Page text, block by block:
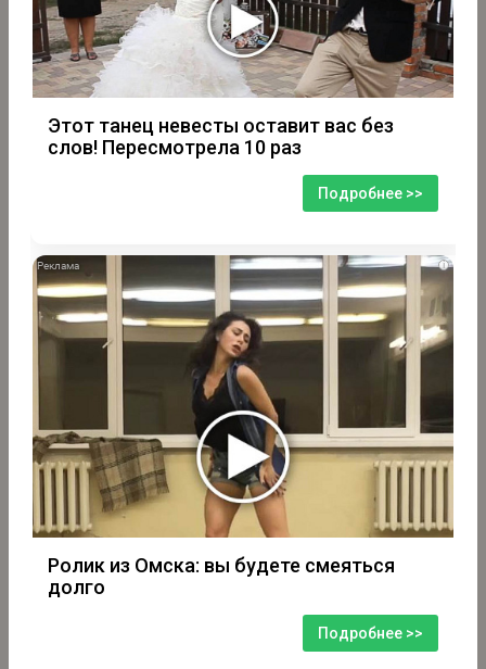
Этот танец невесты оставит вас без
слов! Пересмотрела 10 раз
Подробнее >>
i
Ролик из Омска: вы будете смеяться
долго
Подробнее >>